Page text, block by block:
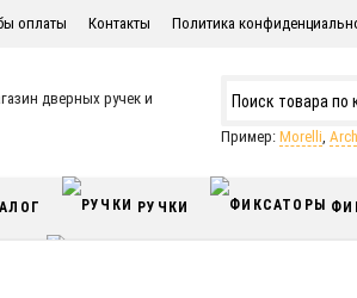
оплаты Контакты Политика
Пример: Morelli,
РУЧКИ